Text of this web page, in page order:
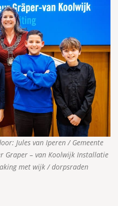
Jules van Iperen / Gemeente
Graper – van Koolwijk Installatie
met wijk / dorpsraden